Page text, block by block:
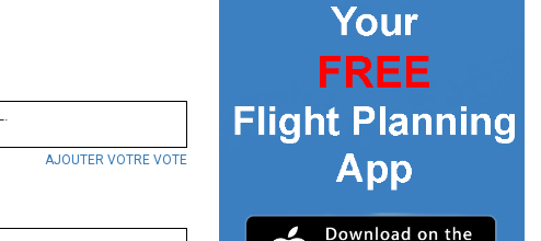
AJOUTER VOTRE VOTE